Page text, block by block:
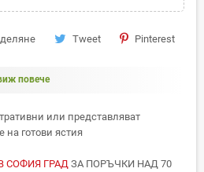
Tweet Pinterest
повече
или представляват
готови ястия
СОФИЯ ГРАД ЗА ПОРЪЧКИ НАД 70